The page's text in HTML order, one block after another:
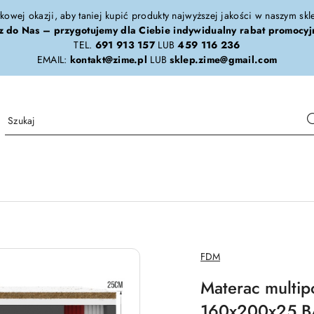
okazji, aby taniej kupić produkty najwyższej jakości w naszym
do Nas – przygotujemy dla Ciebie indywidualny rabat
TEL. 691 913 157LUB459 116 236
EMAIL: kontakt@zime.pl LUBsklep.zime@gmail.com
NAZWA
PRODUCENTA:
FDM
Materac